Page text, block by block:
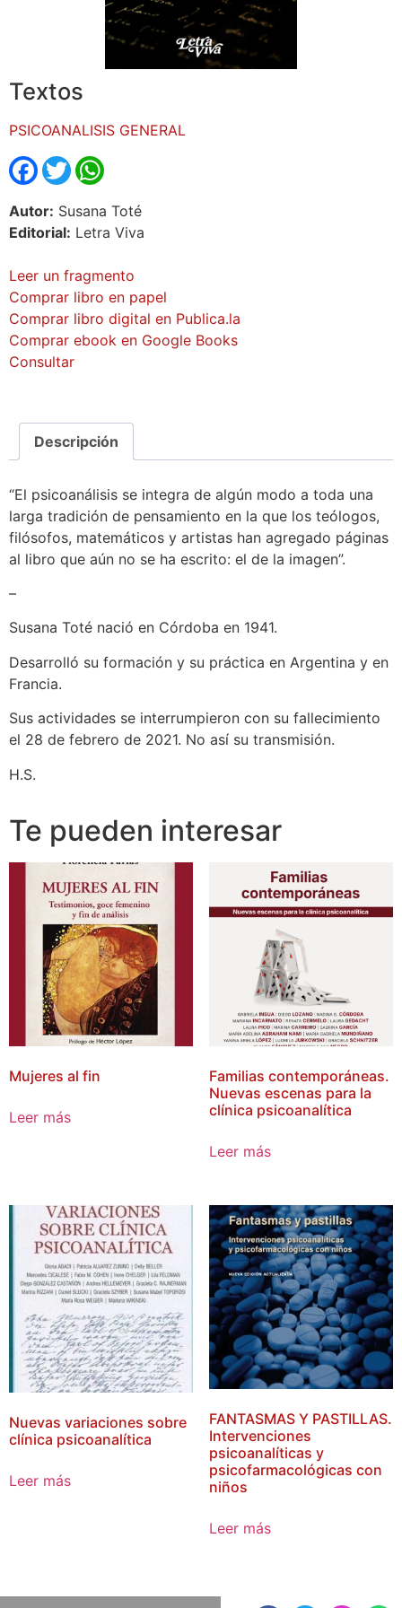
Textos
PSICOANALISIS GENERAL
Facebook
Twitter
Autor: Susana Toté
Editorial: Letra Viva
Leer un fragmento
Comprar libro en papel
Comprar libro digital en Publica.la
Comprar ebook en Google Books
Consultar
Descripción
“El psicoanálisis se integra de algún modo a toda una
larga tradición de pensamiento en la que los teólogos,
filósofos, matemáticos y artistas han agregado páginas
al libro que aún no se ha escrito: el de la imagen”.
–
Susana Toté nació en Córdoba en 1941.
Desarrolló su formación y su práctica en Argentina y en
Francia.
Sus actividades se interrumpieron con su fallecimiento
el 28 de febrero de 2021. No así su transmisión.
H.S.
Te pueden interesar
Mujeres al fin
Leer más
Familias contemporáneas.
Nuevas escenas para la
clínica psicoanalítica
Leer más
Nuevas variaciones sobre
clínica psicoanalítica
Leer más
FANTASMAS Y PASTILLAS.
Intervenciones
psicoanalíticas y
psicofarmacológicas con
niños
Leer más